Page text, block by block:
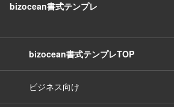
bizocean書式テンプレ
bizocean書式テンプレTOP
ビジネス向け